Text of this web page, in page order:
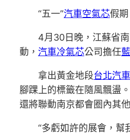
“五一”汽車空氣芯假
4月30日晚，江蘇省
動， 汽車冷氣芯公司擔任
拿出黃金地段台北汽
腳踝上的標籤在隨風飄盪
還將聯動南京都會圈內其
“多虧如許的展會，幫